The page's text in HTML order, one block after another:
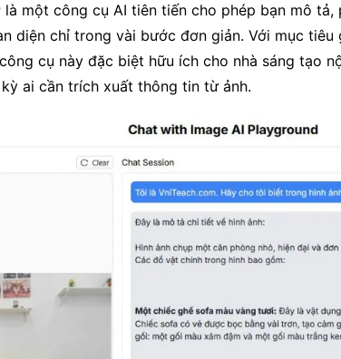
là một công cụ AI tiên tiến cho phép bạn mô tả,
diện chỉ trong vài bước đơn giản. Với mục tiêu
cụ này đặc biệt hữu ích cho nhà sáng tạo
ai cần trích xuất thông tin từ ảnh.